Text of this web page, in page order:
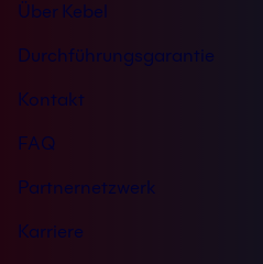
Über Kebel
Durchführungsgarantie
Kontakt
FAQ
Partnernetzwerk
Karriere